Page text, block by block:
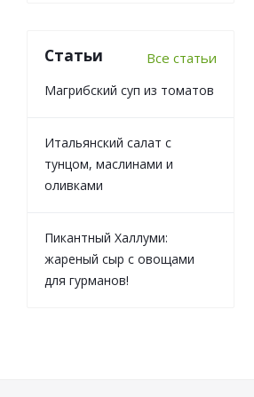
Статьи Все статьи
Магрибский суп из томатов
Итальянский салат с
тунцом, маслинами и
оливками
Пикантный Халлуми:
жареный сыр с овощами
для гурманов!